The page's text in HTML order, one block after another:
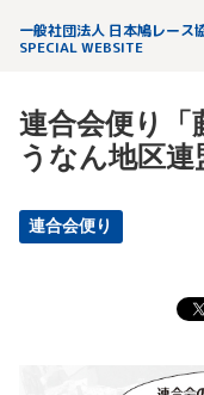
一般社団法人 日本鳩レース
SPECIAL WEBSITE
連合会便り「
うなん地区連
連合会便り